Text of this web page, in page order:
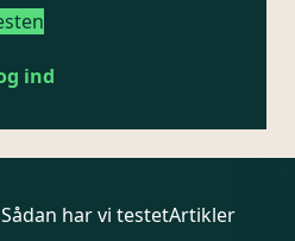
ind
Sådan har vi testetArtikler